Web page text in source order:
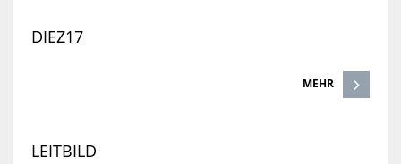
DIEZ17
MEHR
LEITBILD